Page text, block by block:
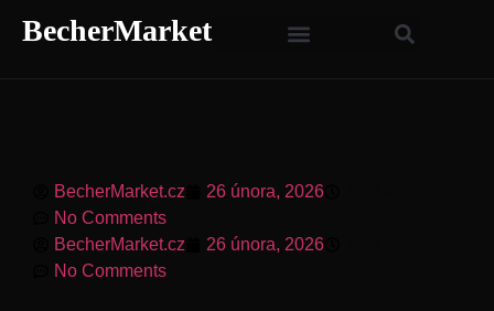
BecherMarket
BecherMarket.cz 26 února, 2026
No Comments
BecherMarket.cz
26 února, 2026
No Comments